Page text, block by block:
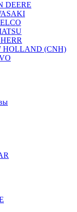
DEERE
HOLLAND (CNH)